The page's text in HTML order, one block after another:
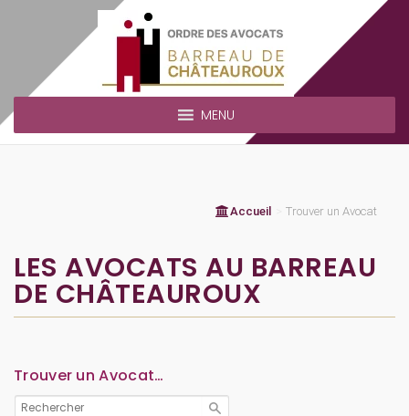
MENU
Accueil Trouver un Avocat
LES AVOCATS AU BARREAU
DE CHÂTEAUROUX
Trouver un Avocat…